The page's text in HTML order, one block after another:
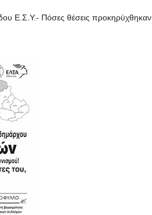
Ε.Σ.Υ.- Πόσες θέσεις προκηρύχθηκαν